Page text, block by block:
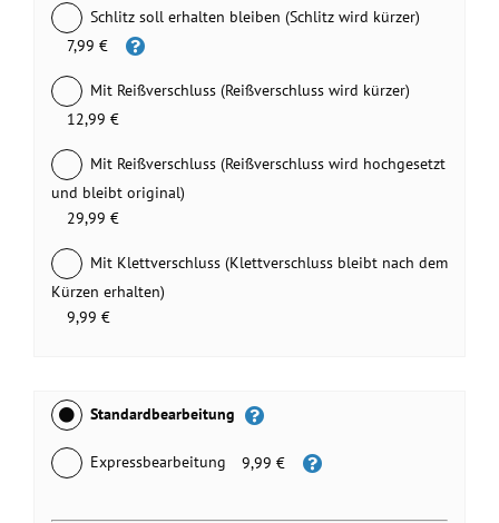
Schlitz soll erhalten bleiben (Schlitz wird kürzer)
7,99 €
Mit Reißverschluss (Reißverschluss wird kürzer)
12,99 €
Mit Reißverschluss (Reißverschluss wird hochgesetzt
und bleibt original)
29,99 €
Mit Klettverschluss (Klettverschluss bleibt nach dem
Kürzen erhalten)
9,99 €
Standardbearbeitung
Expressbearbeitung 9,99 €